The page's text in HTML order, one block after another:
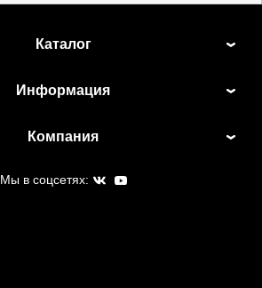
Каталог
Информация
Компания
Мы в соцсетях: